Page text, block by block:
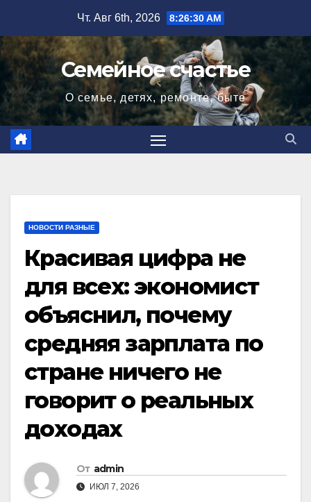
содержимому
Чт. Авг 6th, 2026 8:26:31 AM
Семейное счастье
О семье, детях, ремонте, быте
НОВОСТИ РАЗНЫЕ
Красивая цифра не
для всех: экономист
объяснил, почему
средняя зарплата по
стране ничего не
говорит о реальных
доходах
От admin
ИЮЛ 7, 2026